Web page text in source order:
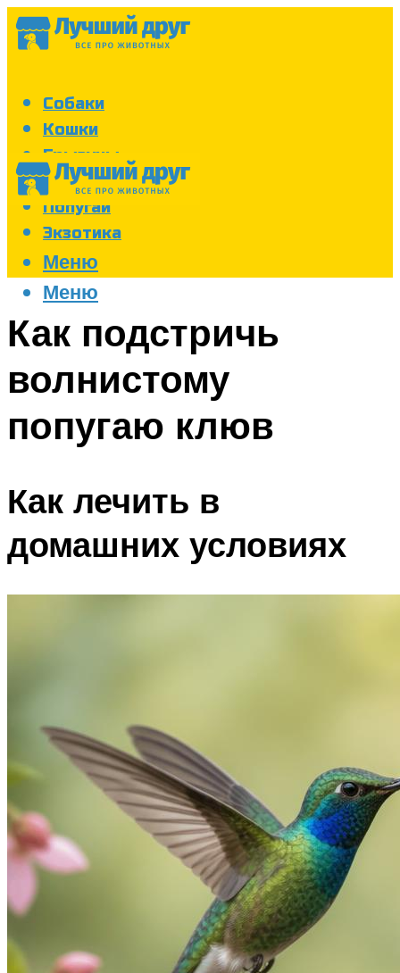
Собаки
Кошки
Грызуны
Аквариум
Попугаи
Экзотика
Меню
Меню
Как подстричь
волнистому
попугаю клюв
Как лечить в
домашних условиях